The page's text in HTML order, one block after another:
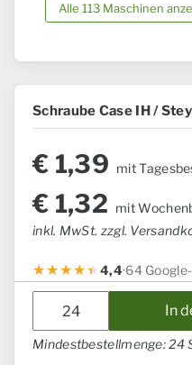
Alle 113 Maschinen
Schraube Case IH /
€ 1,39 mit
€ 1,32 mit
inkl. MwSt. zzgl.
4,4·64
Case
IH
In
Mindestbestellmenge: 24